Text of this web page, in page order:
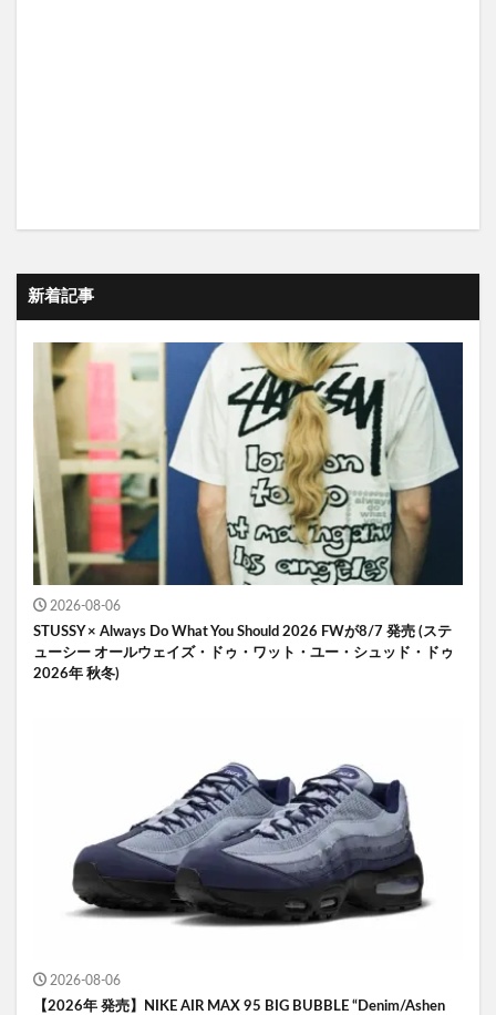
新着記事
2026-08-06
STUSSY × Always Do What You Should 2026 FWが8/7 発売 (ステ
ューシー オールウェイズ・ドゥ・ワット・ユー・シュッド・ドゥ
2026年 秋冬)
2026-08-06
【2026年 発売】NIKE AIR MAX 95 BIG BUBBLE “Denim/Ashen